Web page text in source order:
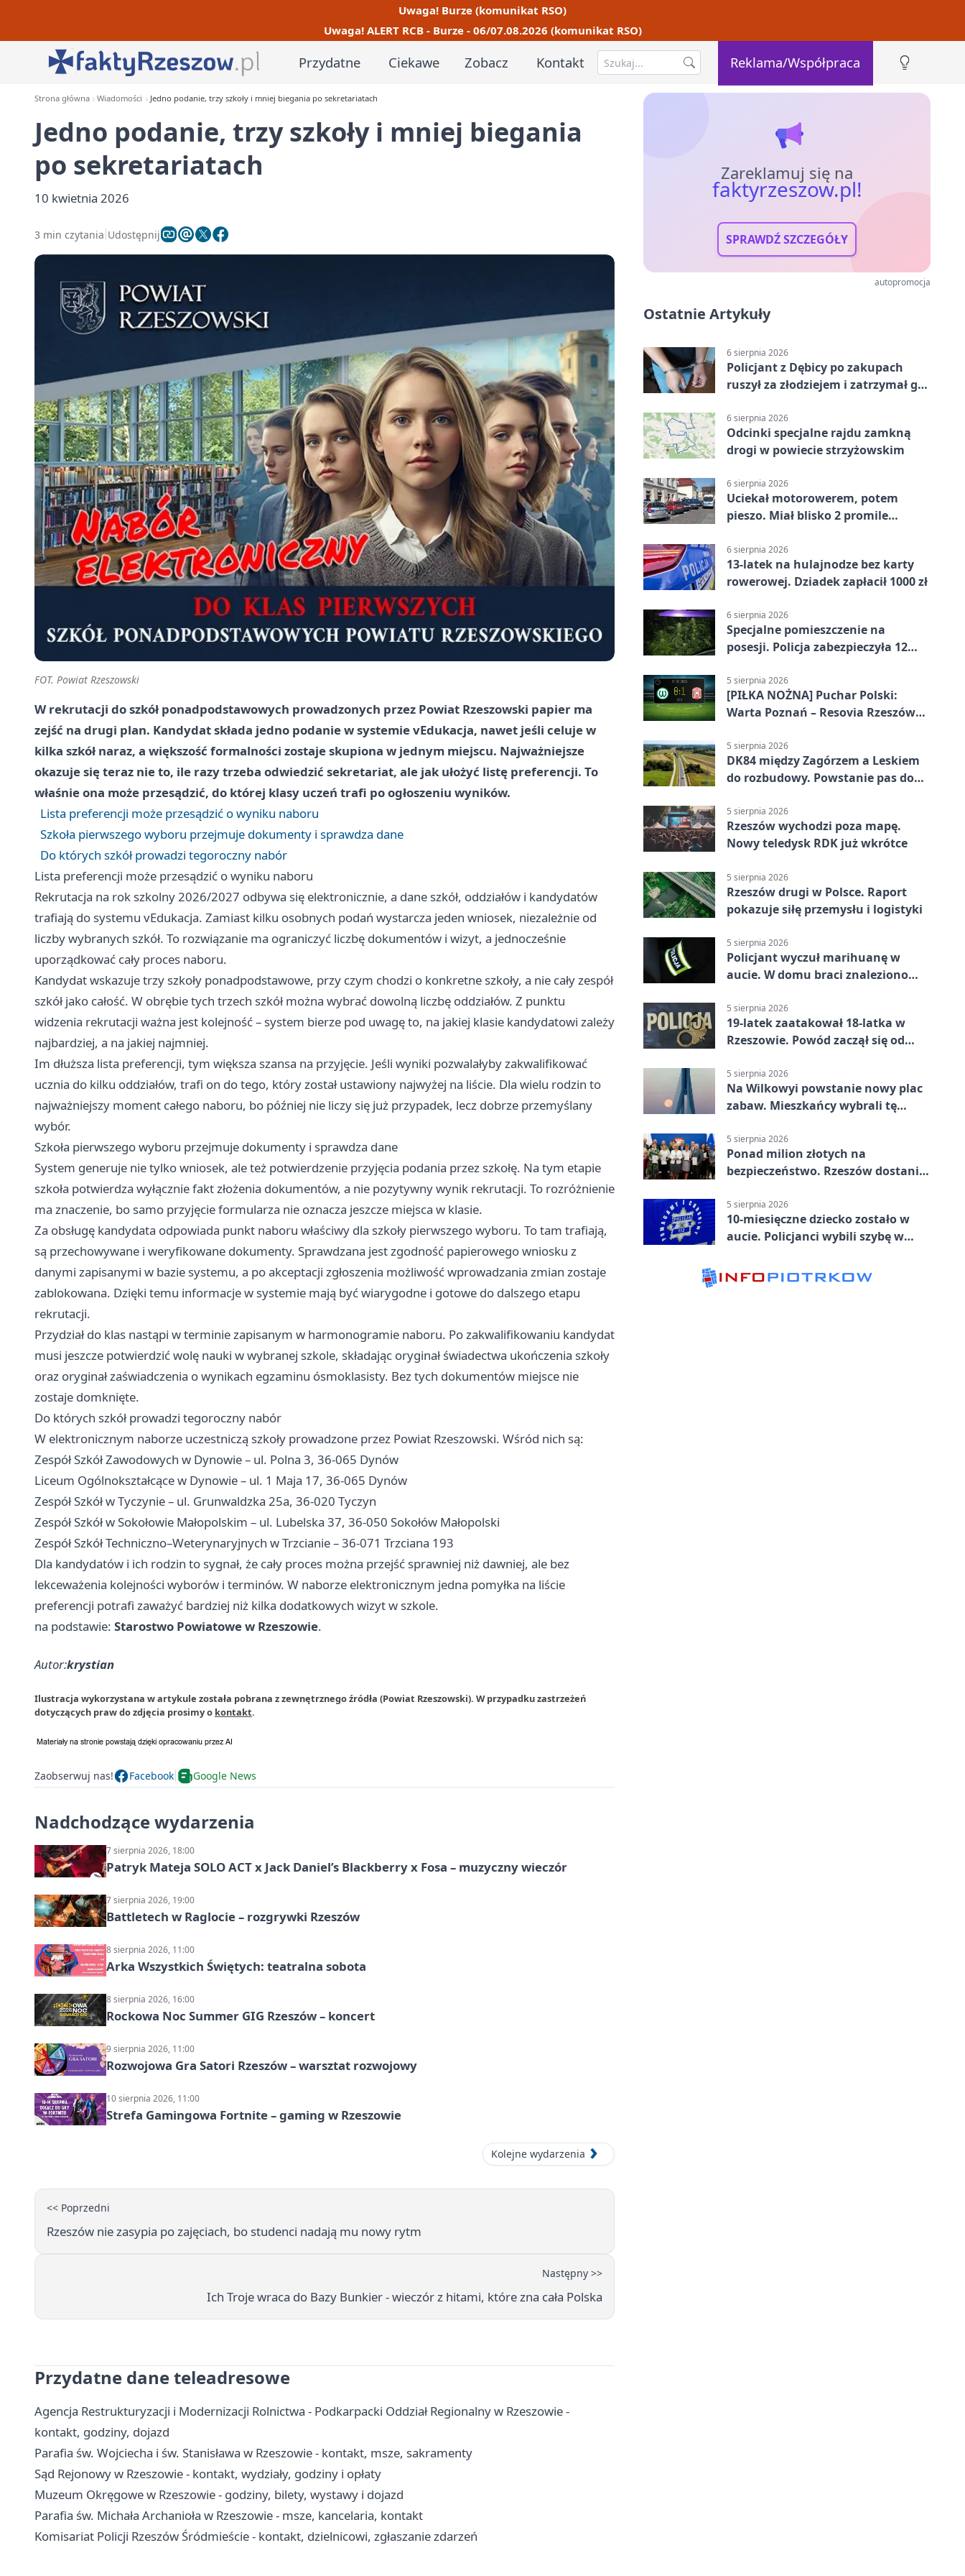
Uwaga! Burze (komunikat RSO)
Uwaga! ALERT RCB - Burze - 06/07.08.2026 (komunikat RSO)
Przydatne Ciekawe Zobacz Kontakt Reklama/Współpraca
Strona główna Wiadomości Jedno podanie, trzy szkoły i mniej biegania po sekretariatach
Jedno podanie, trzy szkoły i mniej biegania
po sekretariatach
10 kwietnia 2026
3 min czytania Udostępnij
FOT. Powiat Rzeszowski
W rekrutacji do szkół ponadpodstawowych prowadzonych przez Powiat Rzeszowski papier ma
zejść na drugi plan. Kandydat składa jedno podanie w systemie vEdukacja, nawet jeśli celuje w
kilka szkół naraz, a większość formalności zostaje skupiona w jednym miejscu. Najważniejsze
okazuje się teraz nie to, ile razy trzeba odwiedzić sekretariat, ale jak ułożyć listę preferencji. To
właśnie ona może przesądzić, do której klasy uczeń trafi po ogłoszeniu wyników.
Lista preferencji może przesądzić o wyniku naboru
Szkoła pierwszego wyboru przejmuje dokumenty i sprawdza dane
Do których szkół prowadzi tegoroczny nabór
Lista preferencji może przesądzić o wyniku naboru
Rekrutacja na rok szkolny 2026/2027 odbywa się elektronicznie, a dane szkół, oddziałów i kandydatów
trafiają do systemu vEdukacja. Zamiast kilku osobnych podań wystarcza jeden wniosek, niezależnie od
liczby wybranych szkół. To rozwiązanie ma ograniczyć liczbę dokumentów i wizyt, a jednocześnie
uporządkować cały proces naboru.
Kandydat wskazuje trzy szkoły ponadpodstawowe, przy czym chodzi o konkretne szkoły, a nie cały zespół
szkół jako całość. W obrębie tych trzech szkół można wybrać dowolną liczbę oddziałów. Z punktu
widzenia rekrutacji ważna jest kolejność – system bierze pod uwagę to, na jakiej klasie kandydatowi zależy
najbardziej, a na jakiej najmniej.
Im dłuższa lista preferencji, tym większa szansa na przyjęcie. Jeśli wyniki pozwalałyby zakwalifikować
ucznia do kilku oddziałów, trafi on do tego, który został ustawiony najwyżej na liście. Dla wielu rodzin to
najważniejszy moment całego naboru, bo później nie liczy się już przypadek, lecz dobrze przemyślany
wybór.
Szkoła pierwszego wyboru przejmuje dokumenty i sprawdza dane
System generuje nie tylko wniosek, ale też potwierdzenie przyjęcia podania przez szkołę. Na tym etapie
szkoła potwierdza wyłącznie fakt złożenia dokumentów, a nie pozytywny wynik rekrutacji. To rozróżnienie
ma znaczenie, bo samo przyjęcie formularza nie oznacza jeszcze miejsca w klasie.
Za obsługę kandydata odpowiada punkt naboru właściwy dla szkoły pierwszego wyboru. To tam trafiają,
są przechowywane i weryfikowane dokumenty. Sprawdzana jest zgodność papierowego wniosku z
danymi zapisanymi w bazie systemu, a po akceptacji zgłoszenia możliwość wprowadzania zmian zostaje
zablokowana. Dzięki temu informacje w systemie mają być wiarygodne i gotowe do dalszego etapu
rekrutacji.
Przydział do klas nastąpi w terminie zapisanym w harmonogramie naboru. Po zakwalifikowaniu kandydat
musi jeszcze potwierdzić wolę nauki w wybranej szkole, składając oryginał świadectwa ukończenia szkoły
oraz oryginał zaświadczenia o wynikach egzaminu ósmoklasisty. Bez tych dokumentów miejsce nie
zostaje domknięte.
Do których szkół prowadzi tegoroczny nabór
W elektronicznym naborze uczestniczą szkoły prowadzone przez Powiat Rzeszowski. Wśród nich są:
Zespół Szkół Zawodowych w Dynowie – ul. Polna 3, 36-065 Dynów
Liceum Ogólnokształcące w Dynowie – ul. 1 Maja 17, 36-065 Dynów
Zespół Szkół w Tyczynie – ul. Grunwaldzka 25a, 36-020 Tyczyn
Zespół Szkół w Sokołowie Małopolskim – ul. Lubelska 37, 36-050 Sokołów Małopolski
Zespół Szkół Techniczno–Weterynaryjnych w Trzcianie – 36-071 Trzciana 193
Dla kandydatów i ich rodzin to sygnał, że cały proces można przejść sprawniej niż dawniej, ale bez
lekceważenia kolejności wyborów i terminów. W naborze elektronicznym jedna pomyłka na liście
preferencji potrafi zaważyć bardziej niż kilka dodatkowych wizyt w szkole.
na podstawie: Starostwo Powiatowe w Rzeszowie.
Autor:krystian
Ilustracja wykorzystana w artykule została pobrana z zewnętrznego źródła (Powiat Rzeszowski). W przypadku zastrzeżeń
dotyczących praw do zdjęcia prosimy o kontakt.
Zaobserwuj nas! Facebook Google News
Nadchodzące wydarzenia
7 sierpnia 2026, 18:00
Patryk Mateja SOLO ACT x Jack Daniel’s Blackberry x Fosa – muzyczny wieczór
7 sierpnia 2026, 19:00
Battletech w Raglocie – rozgrywki Rzeszów
8 sierpnia 2026, 11:00
Arka Wszystkich Świętych: teatralna sobota
8 sierpnia 2026, 16:00
Rockowa Noc Summer GIG Rzeszów – koncert
9 sierpnia 2026, 11:00
Rozwojowa Gra Satori Rzeszów – warsztat rozwojowy
10 sierpnia 2026, 11:00
Strefa Gamingowa Fortnite – gaming w Rzeszowie
Kolejne wydarzenia
<< Poprzedni
Rzeszów nie zasypia po zajęciach, bo studenci nadają mu nowy rytm
Następny >>
Ich Troje wraca do Bazy Bunkier - wieczór z hitami, które zna cała Polska
Przydatne dane teleadresowe
Agencja Restrukturyzacji i Modernizacji Rolnictwa - Podkarpacki Oddział Regionalny w Rzeszowie -
kontakt, godziny, dojazd
Parafia św. Wojciecha i św. Stanisława w Rzeszowie - kontakt, msze, sakramenty
Sąd Rejonowy w Rzeszowie - kontakt, wydziały, godziny i opłaty
Muzeum Okręgowe w Rzeszowie - godziny, bilety, wystawy i dojazd
Parafia św. Michała Archanioła w Rzeszowie - msze, kancelaria, kontakt
Komisariat Policji Rzeszów Śródmieście - kontakt, dzielnicowi, zgłaszanie zdarzeń
Zareklamuj się na
faktyrzeszow.pl!
SPRAWDŹ SZCZEGÓŁY
autopromocja
Ostatnie Artykuły
6 sierpnia 2026
Policjant z Dębicy po zakupach
ruszył za złodziejem i zatrzymał go
6 sierpnia 2026
Odcinki specjalne rajdu zamkną
drogi w powiecie strzyżowskim
6 sierpnia 2026
Uciekał motorowerem, potem
pieszo. Miał blisko 2 promile
6 sierpnia 2026
13-latek na hulajnodze bez karty
rowerowej. Dziadek zapłacił 1000 zł
6 sierpnia 2026
Specjalne pomieszczenie na
posesji. Policja zabezpieczyła 12
5 sierpnia 2026
[PIŁKA NOŻNA] Puchar Polski:
Warta Poznań – Resovia Rzeszów
pierwszoligowca
5 sierpnia 2026
DK84 między Zagórzem a Leskiem
do rozbudowy. Powstanie pas do
5 sierpnia 2026
Rzeszów wychodzi poza mapę.
Nowy teledysk RDK już wkrótce
5 sierpnia 2026
Rzeszów drugi w Polsce. Raport
pokazuje siłę przemysłu i logistyki
5 sierpnia 2026
Policjant wyczuł marihuanę w
aucie. W domu braci znaleziono
5 sierpnia 2026
19-latek zaatakował 18-latka w
Rzeszowie. Powód zaczął się od
5 sierpnia 2026
Na Wilkowyi powstanie nowy plac
zabaw. Mieszkańcy wybrali tę
5 sierpnia 2026
Ponad milion złotych na
bezpieczeństwo. Rzeszów dostanie
5 sierpnia 2026
10-miesięczne dziecko zostało w
aucie. Policjanci wybili szybę w